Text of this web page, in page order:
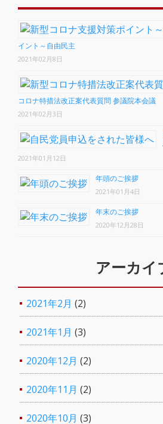
イント～自由民主
2021年02月8日
コロナ特措法改正案代表質問 参議院本会議
2021年02月3日
2021年01月12日
年頭のご挨拶
2021年01月4日
年末のご挨拶
2020年12月28日
アーカイ
2021年2月 (2)
2021年1月 (3)
2020年12月 (2)
2020年11月 (2)
2020年10月 (3)